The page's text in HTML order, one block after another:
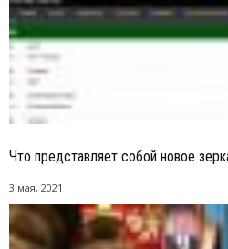
Что представляет собой новое
3 мая, 2021